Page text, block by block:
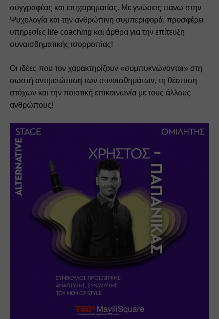
συγγραφέας και επιχειρηματίας. Με γνώσεις πάνω στην
Ψυχολογία και την ανθρώπινη συμπεριφορά, προσφέρει
υπηρεσίες life coaching και άρθρα για την επίτευξη
συναισθηματικής ισορροπίας!
Οι ιδέες που τον χαρακτηρίζουν «συμπυκνώνονται» στη
σωστή αντιμετώπιση των συναισθημάτων, τη θέσπιση
στόχων και την ποιοτική επικοινωνία με τους άλλους
ανθρώπους!